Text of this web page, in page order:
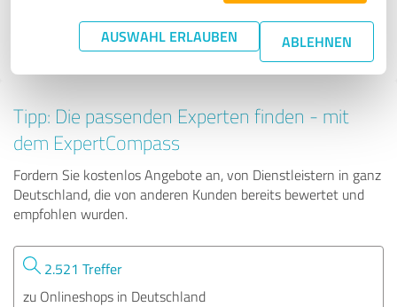
AUSWAHL ERLAUBEN ABLEHNEN
4.29 von 5
Tipp: Die passenden Experten finden - mit
dem ExpertCompass
Fordern Sie kostenlos Angebote an, von Dienstleistern in ganz
Deutschland, die von anderen Kunden bereits bewertet und
empfohlen wurden.
2.521 Treffer
zu Onlineshops in Deutschland